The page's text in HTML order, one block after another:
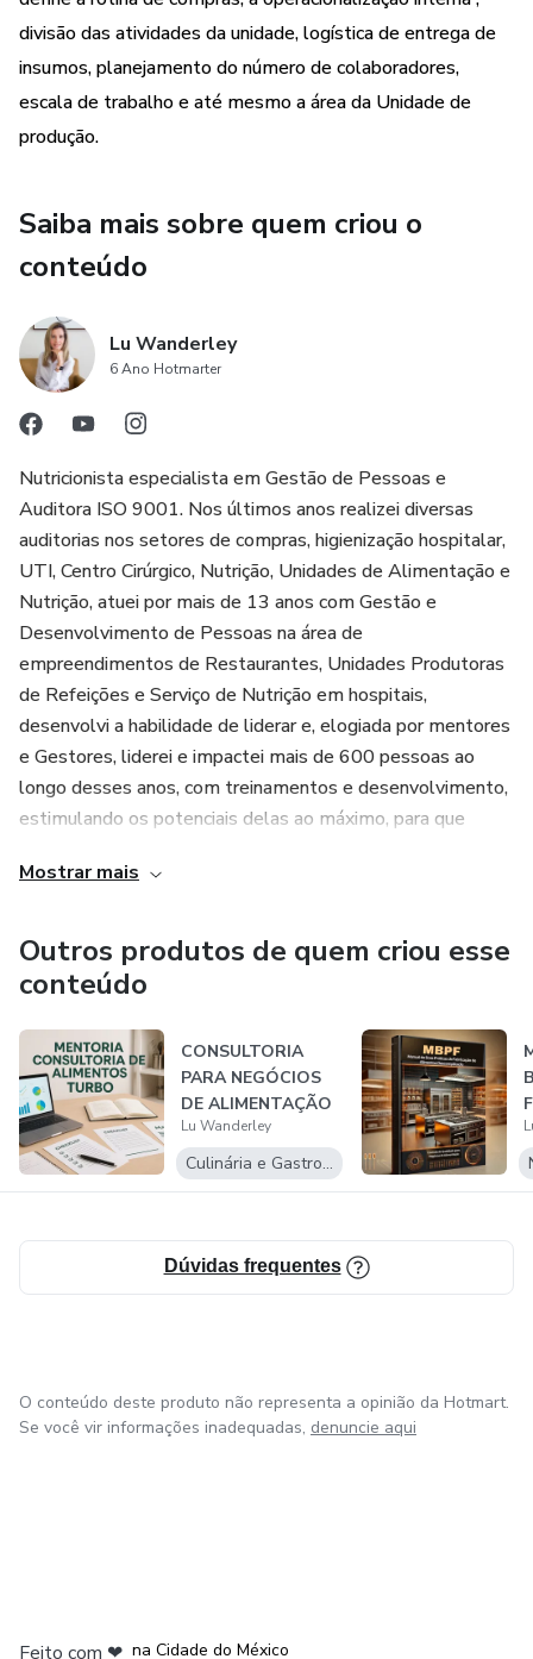
divisão das atividades da unidade, logística de entrega de
insumos, planejamento do número de colaboradores,
escala de trabalho e até mesmo a área da Unidade de
produção.
Saiba mais sobre quem criou o
conteúdo
Lu Wanderley
6 Ano Hotmarter
Nutricionista especialista em Gestão de Pessoas e
Auditora ISO 9001. Nos últimos anos realizei diversas
auditorias nos setores de compras, higienização hospitalar,
UTI, Centro Cirúrgico, Nutrição, Unidades de Alimentação e
Nutrição, atuei por mais de 13 anos com Gestão e
Desenvolvimento de Pessoas na área de
empreendimentos de Restaurantes, Unidades Produtoras
de Refeições e Serviço de Nutrição em hospitais,
desenvolvi a habilidade de liderar e, elogiada por mentores
e Gestores, liderei e impactei mais de 600 pessoas ao
longo desses anos, com treinamentos e desenvolvimento,
estimulando os potenciais delas ao máximo, para que
negócio.
Nos últimos anos fiz a Gestão da produção de mais de
250.000 refeições por mês, foram mais de 3.000.000,00
de refeições por ano.
Hoje meu propósito de vida é ajudar Nutricionistas e
consultores da área de produção de alimentos a
desenvolverem liderança e a se posicionarem no mercado
de trabalho.
estagnado e desmotivado, conquistar autonomia e acelerar
sua carreira na área de UAN.
Mostrar mais
Outros produtos de quem criou esse
conteúdo
CONSULTORIA
PARA NEGÓCIOS
DE ALIMENTAÇÃO
Lu Wanderley
Culinária e Gastronomia
Dúvidas frequentes
O conteúdo deste produto não representa a opinião da Hotmart.
Se você vir informações inadequadas, denuncie aqui
Feito com ❤ na Cidade do México